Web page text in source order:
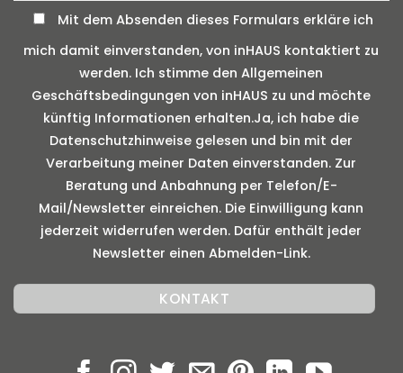
Mit dem Absenden dieses Formulars erkläre ich
mich damit einverstanden, von inHAUS kontaktiert zu
werden. Ich stimme den Allgemeinen
Geschäftsbedingungen von inHAUS zu und möchte
künftig Informationen erhalten.Ja, ich habe die
Datenschutzhinweise gelesen und bin mit der
Verarbeitung meiner Daten einverstanden. Zur
Beratung und Anbahnung per Telefon/E-
Mail/Newsletter einreichen. Die Einwilligung kann
jederzeit widerrufen werden. Dafür enthält jeder
Newsletter einen Abmelden-Link.